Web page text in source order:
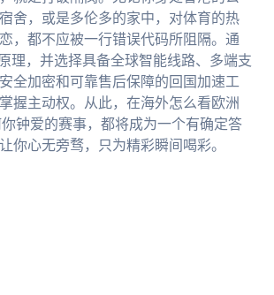
舍，或是多伦多的家中，对体育的热
，都不应被一行错误代码所阻隔。通
理，并选择具备全球智能线路、多端支
全加密和可靠售后保障的回国加速工
握主动权。从此，在海外怎么看欧洲
钟爱的赛事，都将成为一个有确定答
你心无旁骛，只为精彩瞬间喝彩。